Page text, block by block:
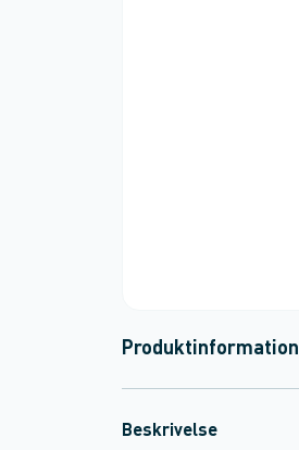
Produktinformation
Beskrivelse